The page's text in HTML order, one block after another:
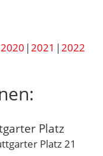
2020 2021
2022
Platz
Platz 21